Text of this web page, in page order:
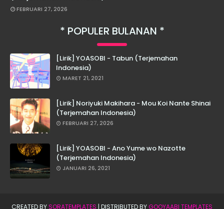
FEBRUARI 27, 2026
POPULER BULANAN
[Lirik] YOASOBI - Tabun (Terjemahan
Indonesia)
MARET 21, 2021
[Lirik] Noriyuki Makihara - Mou Koi Nante Shinai
(Terjemahan Indonesia)
FEBRUARI 27, 2026
[Lirik] YOASOBI - Ano Yume wo Nazotte
(Terjemahan Indonesia)
JANUARI 26, 2021
CREATED BY SORATEMPLATES | DISTRIBUTED BYGOOYAABI TEMPLATES